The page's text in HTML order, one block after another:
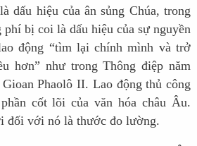
dấu hiệu của ân sủng Chúa, trong
bị coi là dấu hiệu của sự nguyền
động “tìm lại chính mình và trở
hơn” như trong Thông điệp năm
Phaolô II. Lao động thủ công
cốt lõi của văn hóa châu Âu.
đối với nó là thước đo lường.